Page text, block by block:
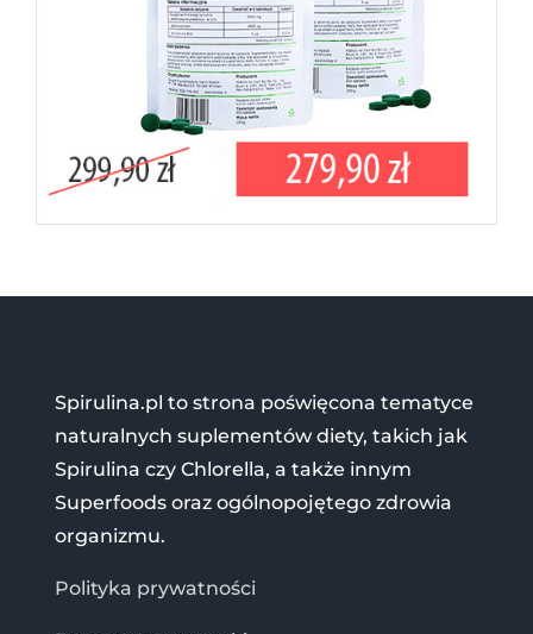
Spirulina.pl to strona poświęcona tematyce
naturalnych suplementów diety, takich jak
Spirulina czy Chlorella, a także innym
Superfoods oraz ogólnopojętego zdrowia
organizmu.
Polityka prywatności